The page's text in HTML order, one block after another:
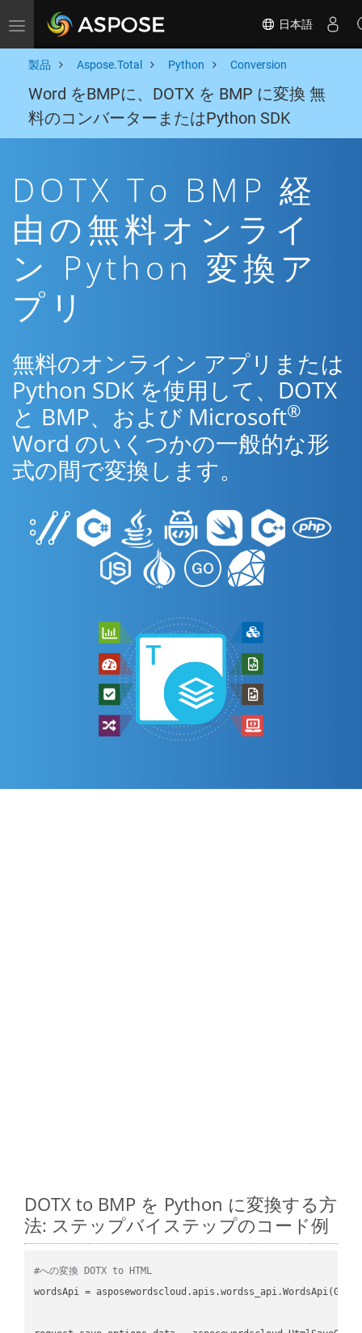
Toggle navigation 日本語
製品 Aspose.Total Python Conversion
Word をBMPに、DOTX を BMP に変換 無
料のコンバーターまたはPython SDK
DOTX To BMP 経
由の無料オンライ
ン Python 変換ア
プリ
無料のオンライン アプリまたは
Python SDK を使用して、DOTX
と BMP、および Microsoft®
Word のいくつかの一般的な形
式の間で変換します。
DOTX to BMP を Python に変換する方
法: ステップバイステップのコード例
#への変換 DOTX to HTML
wordsApi =